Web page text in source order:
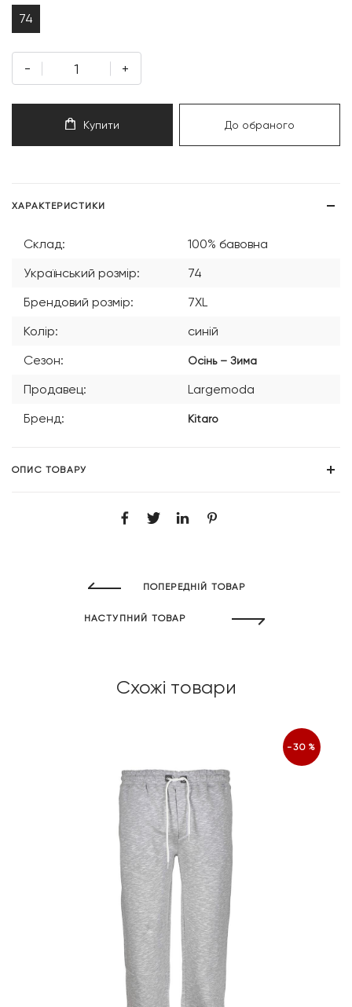
74
- +
Купити До обраного
ХАРАКТЕРИСТИКИ
Склад:
100% бавовна
Український розмір:
74
Брендовий розмір:
7XL
Колір:
синій
Сезон:
Осінь – Зима
Продавец:
Largemoda
Бренд:
Kitaro
ОПИС ТОВАРУ
ПОПЕРЕДНІЙ ТОВАР
НАСТУПНИЙ ТОВАР
Схожі товари
-30%